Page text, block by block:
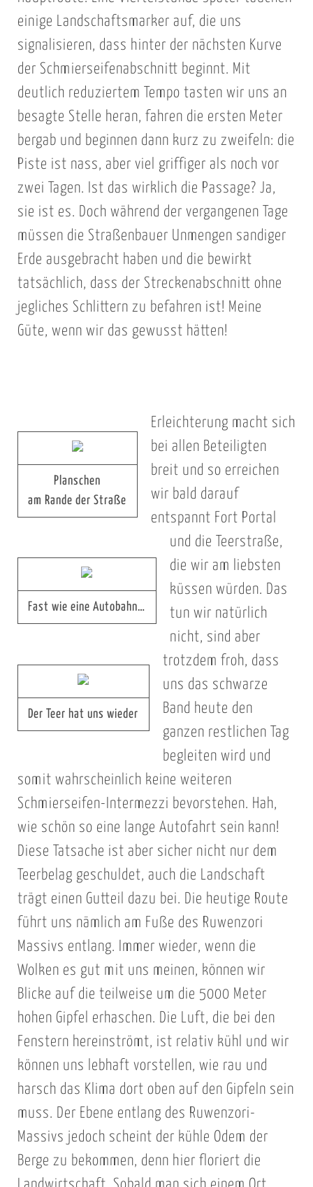
einige Landschaftsmarker auf, die uns
signalisieren, dass hinter der nächsten Kurve
der Schmierseifenabschnitt beginnt. Mit
deutlich reduziertem Tempo tasten wir uns an
besagte Stelle heran, fahren die ersten Meter
bergab und beginnen dann kurz zu zweifeln: die
Piste ist nass, aber viel griffiger als noch vor
zwei Tagen. Ist das wirklich die Passage? Ja,
sie ist es. Doch während der vergangenen Tage
müssen die Straßenbauer Unmengen sandiger
Erde ausgebracht haben und die bewirkt
tatsächlich, dass der Streckenabschnitt ohne
jegliches Schlittern zu befahren ist! Meine
Güte, wenn wir das gewusst hätten!
Planschen
am Rande der Straße
Fast wie eine Autobahn…
Der Teer hat uns wieder
Erleichterung macht sich
bei allen Beteiligten
breit und so erreichen
wir bald darauf
entspannt Fort Portal
und die Teerstraße,
die wir am liebsten
küssen würden. Das
tun wir natürlich
nicht, sind aber
trotzdem froh, dass
uns das schwarze
Band heute den
ganzen restlichen Tag
begleiten wird und
somit wahrscheinlich keine weiteren
Schmierseifen-Intermezzi bevorstehen. Hah,
wie schön so eine lange Autofahrt sein kann!
Diese Tatsache ist aber sicher nicht nur dem
Teerbelag geschuldet, auch die Landschaft
trägt einen Gutteil dazu bei. Die heutige Route
führt uns nämlich am Fuße des Ruwenzori
Massivs entlang. Immer wieder, wenn die
Wolken es gut mit uns meinen, können wir
Blicke auf die teilweise um die 5000 Meter
hohen Gipfel erhaschen. Die Luft, die bei den
Fenstern hereinströmt, ist relativ kühl und wir
können uns lebhaft vorstellen, wie rau und
harsch das Klima dort oben auf den Gipfeln sein
muss. Der Ebene entlang des Ruwenzori-
Massivs jedoch scheint der kühle Odem der
Berge zu bekommen, denn hier floriert die